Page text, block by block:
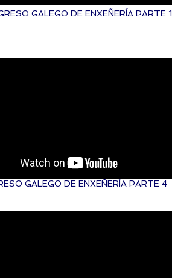
GALEGO DE ENXEÑERÍA PARTE 1
GALEGO DE ENXEÑERÍA PARTE 4